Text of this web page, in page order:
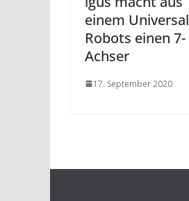
einem Universal
Robots einen 7-
Achser
17. September 2020